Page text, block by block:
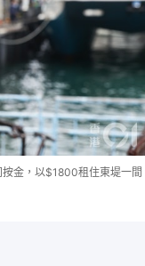
金，以$1800租住東堤一間